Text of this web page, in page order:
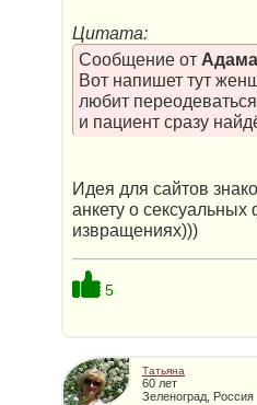
Цитата:
Сообщение от
Вот напишет тут
любит
и пациент сразу
Идея для сайтов
анкету о сeкcуальных
извращениях)))
5
Татьяна
60 лет
Зеленоград, Россия